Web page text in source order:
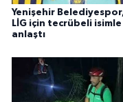
Yenişehir
LİG için tecrübeli isimle
anlaştı